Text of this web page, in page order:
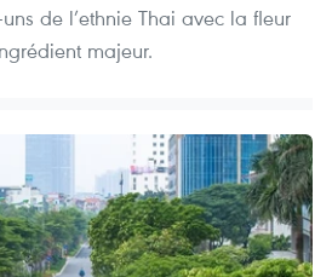
de l’ethnie Thai avec la fleur
majeur.